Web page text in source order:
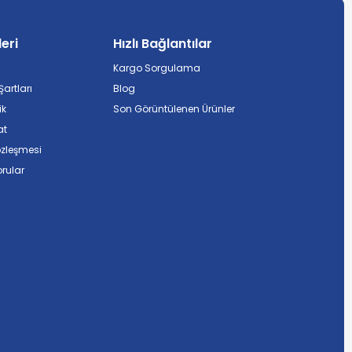
Hızlı Bağlantılar
Kargo Sorgulama
Blog
Son Görüntülenen Ürünler